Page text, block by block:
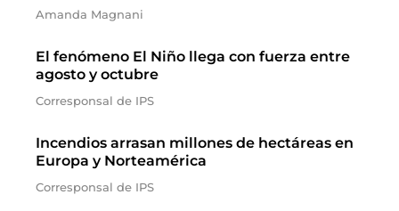
Amanda Magnani
El fenómeno El Niño llega con fuerza entre
agosto y octubre
Corresponsal de IPS
Incendios arrasan millones de hectáreas en
Europa y Norteamérica
Corresponsal de IPS